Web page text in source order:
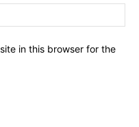
in this browser for the